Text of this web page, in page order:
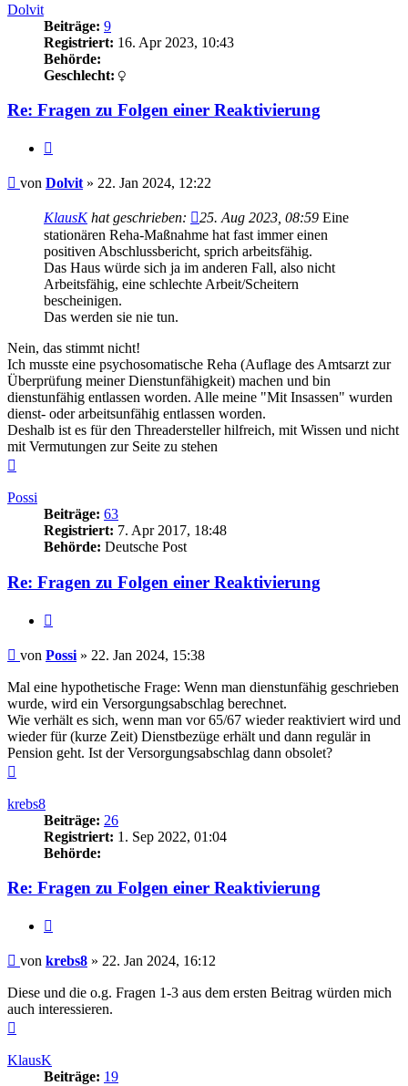
Dolvit
Beiträge: 9
Registriert: 16. Apr 2023, 10:43
Behörde:
Geschlecht:
Re: Fragen zu Folgen einer Reaktivierung
Beitrag
von Dolvit » 22. Jan 2024, 12:22
KlausKhat geschrieben: 25. Aug 2023, 08:59 Eine
stationären Reha-Maßnahme hat fast immer einen
positiven Abschlussbericht, sprich arbeitsfähig.
Das Haus würde sich ja im anderen Fall, also nicht
Arbeitsfähig, eine schlechte Arbeit/Scheitern
bescheinigen.
Das werden sie nie tun.
Nein, das stimmt nicht!
Ich musste eine psychosomatische Reha (Auflage des Amtsarzt zur
Überprüfung meiner Dienstunfähigkeit) machen und bin
dienstunfähig entlassen worden. Alle meine "Mit Insassen" wurden
dienst- oder arbeitsunfähig entlassen worden.
Deshalb ist es für den Threadersteller hilfreich, mit Wissen und nicht
mit Vermutungen zur Seite zu stehen
Possi
Beiträge: 63
Registriert: 7. Apr 2017, 18:48
Behörde: Deutsche Post
Re: Fragen zu Folgen einer Reaktivierung
Beitrag
von Possi » 22. Jan 2024, 15:38
Mal eine hypothetische Frage: Wenn man dienstunfähig geschrieben
wurde, wird ein Versorgungsabschlag berechnet.
Wie verhält es sich, wenn man vor 65/67 wieder reaktiviert wird und
wieder für (kurze Zeit) Dienstbezüge erhält und dann regulär in
Pension geht. Ist der Versorgungsabschlag dann obsolet?
krebs8
Beiträge: 26
Registriert: 1. Sep 2022, 01:04
Behörde:
Re: Fragen zu Folgen einer Reaktivierung
Beitrag
von krebs8 » 22. Jan 2024, 16:12
Diese und die o.g. Fragen 1-3 aus dem ersten Beitrag würden mich
auch interessieren.
KlausK
Beiträge: 19